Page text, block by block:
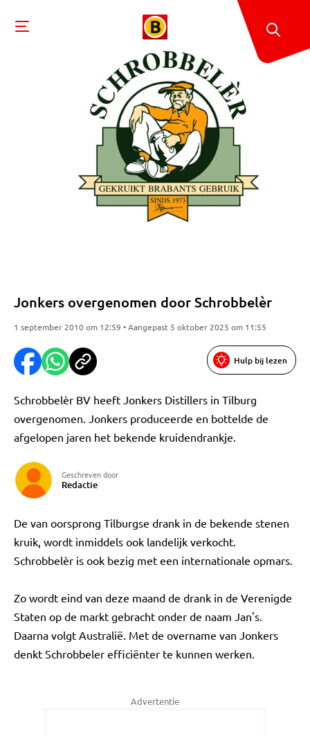
Jonkers overgenomen door Schrobbelèr
1 september 2010 om 12:59 • Aangepast 5 oktober 2025 om 11:55
Hulp bij lezen
Schrobbelèr BV heeft Jonkers Distillers in Tilburg
overgenomen. Jonkers produceerde en bottelde de
afgelopen jaren het bekende kruidendrankje.
Geschreven door
Redactie
De van oorsprong Tilburgse drank in de bekende stenen
kruik, wordt inmiddels ook landelijk verkocht.
Schrobbelèr is ook bezig met een internationale opmars.
Zo wordt eind van deze maand de drank in de Verenigde
Staten op de markt gebracht onder de naam Jan's.
Daarna volgt Australië. Met de overname van Jonkers
denkt Schrobbeler efficiënter te kunnen werken.
Advertentie